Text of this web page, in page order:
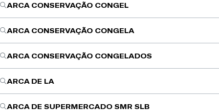
ARCA CONSERVAÇÃO CONGEL
ARCA CONSERVAÇÃO CONGELA
ARCA CONSERVAÇÃO CONGELADOS
ARCA DE LA
ARCA DE SUPERMERCADO SMR SLB